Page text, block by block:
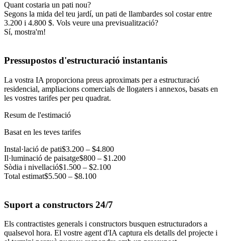
Quant costaria un pati nou?
Segons la mida del teu jardí, un pati de llambardes sol costar entre
3.200 i 4.800 $. Vols veure una previsualització?
Sí, mostra'm!
Pressupostos d'estructuració instantanis
La vostra IA proporciona preus aproximats per a estructuració
residencial, ampliacions comercials de llogaters i annexos, basats en
les vostres tarifes per peu quadrat.
Resum de l'estimació
Basat en les teves tarifes
Instal·lació de pati$3.200 – $4.800
Il·luminació de paisatge$800 – $1.200
Sòdia i nivellació$1.500 – $2.100
Total estimat$5.500 – $8.100
Suport a constructors 24/7
Els contractistes generals i constructors busquen estructuradors a
qualsevol hora. El vostre agent d'IA captura els detalls del projecte i